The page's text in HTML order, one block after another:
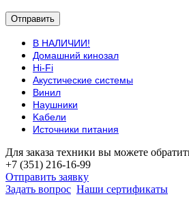
В НАЛИЧИИ!
Домашний кинозал
Hi-Fi
Акустические системы
Винил
Наушники
Kабели
Источники питания
Для заказа техники вы можете
+7 (351) 216-16-99
Отправить заявку
Задать вопрос Наши сертификаты